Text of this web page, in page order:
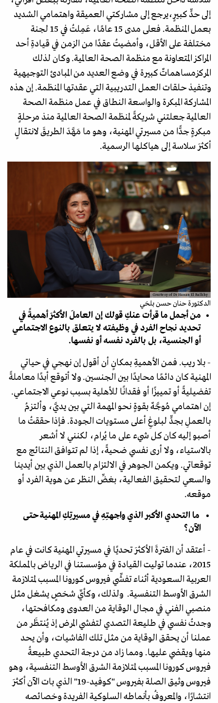
إلى حدٍّ كبيرٍ،يرجع إلى مشاركتي العميقة واهتمامي الشديد
بعمل المنظمة. فعلى مدى 15 عامًا، عَمِلتُ في 15 لجنة
مختلفة على الأقل، وأمضيتُ عقدًا من الزمن في قيادةِ أحد
المراكز المتعاونة مع منظمة الصحة العالمية. وكان لذلك
المركزمساهماتٌ كبيرة في وضع العديد من المبادئ التوجيهية
وتنفيذ حلقات العمل التدريبية التي عقدتها المنظمة. إن هذه
المشاركة المبكرة والواسعة النطاق في عمل منظمة الصحة
العالمية جعلتني شريكةً لمنظمة الصحة العالمية منذ مرحلةٍ
مبكرةٍ جدًّا من مسيرتي المهنية، وهو ما مَهَّدَ الطريقَ لانتقالٍ
أكثرَ سلاسة إلى هياكلها الرسمية.
Courtesy of Dr Hanan El Balkhy
الدكتورة حنان حسن بلخي
من أجمل ما قرأت عنكِ قولك إن العاملَ الأكثرَ أهميةً في
تحديد نجاح الفرد في وظيفته لا يتعلق بالنوع الاجتماعي
أو الجنسية، بل بالفرد نفسه أو نفسها.
- بلا ريب. فمن الأهميةِ بمكانٍ أن أقول إن نهجي في حياتي
المهنية كان دائمًا محايدًا بين الجنسين. ولا أتوقع أبدًا معاملةً
تفضيليةً أو تمييزًا أو فقدانًا للأهلية بسبب نوعي الاجتماعي.
إن اهتمامي مُوجَّهٌ بقوةٍ نحو المهمة التي بين يديَّ، وألتزمُ
بالعملِ بجدٍّ لبلوغِ أعلى مستويات الجودة. فإذا حققتُ ما
أصبو إليه كان كل شيء على ما يُرام، لكنني لا أشعر
بالاستياء، ولا أرى نفسي ضحيةً، إذا لم تتوافق النتائج مع
توقعاتي. ويكمن الجوهر في الالتزام بالعمل الذي بين أيدينا
والسعي لتحقيق الفعالية، بغضِّ النظر عن هوية الفرد أو
موقعه.
ما التحدي الأكبر الذي واجهتِهِ في مسيرتِكِ المهنية حتى
الآن؟
- أعتقد أن الفترةَ الأكثرَ تحديًا في مسيرتي المهنية كانت في عام
2015، عندما توليت القيادة في مؤسستنا في الرياض بالمملكة
العربية السعودية أثناء تفشِّي فيروس كورونا المسبب لمتلازمة
الشرق الأوسط التنفسية. ولذلك، وكأيِّ شخصٍ يشغل مثل
منصبي الفني في مجال الوقاية من العدوى ومكافحتها،
وجدتُ نفسي في طليعة التصدي لتفشي المرض إذ يُنتظَر من
عملنا أن يحقق الوقاية من مثل تلك الفاشيات، وأن يحد
منها ويقضي عليها. ومما زاد من درجة التحدي طبيعةُ
فيروس كورونا المسبب لمتلازمة الشرق الأوسط التنفسية، وهو
فيروس وثيق الصلة بفيروس "كوفيد-19" الذي بات الآن أكثرَ
انتشارًا، والمعروفُ بأنماطه السلوكية الفريدة وخصائصه